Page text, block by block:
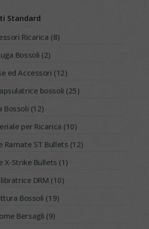
Standard
Ricarica (8)
Bossoli (2)
ed Accessori (12)
bossoli (25)
Bossoli (12)
per Ricarica (10)
Ramate ST Bullets (12)
X-Strike Bullets (1)
DRM (10)
Bossoli (19)
Bersagli (9)